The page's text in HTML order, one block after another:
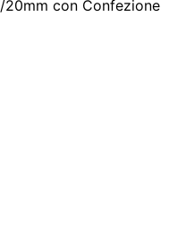
20mm con Confezione